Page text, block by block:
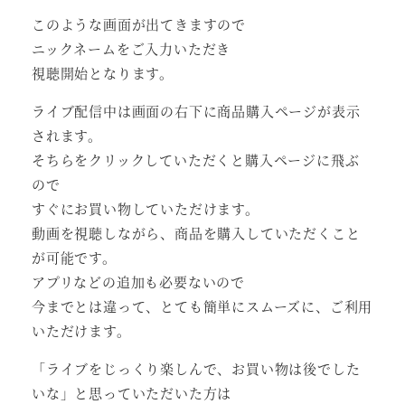
このような画面が出てきますので
ニックネームをご入力いただき
視聴開始となります。
ライブ配信中は画面の右下に商品購入ページが表示
されます。
そちらをクリックしていただくと購入ページに飛ぶ
ので
すぐにお買い物していただけます。
動画を視聴しながら、商品を購入していただくこと
が可能です。
アプリなどの追加も必要ないので
今までとは違って、とても簡単にスムーズに、ご利用
いただけます。
「ライブをじっくり楽しんで、お買い物は後でした
いな」と思っていただいた方は